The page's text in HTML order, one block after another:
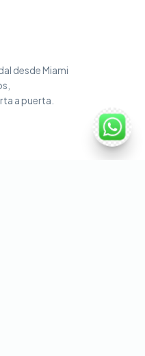
desde Miami
a puerta.